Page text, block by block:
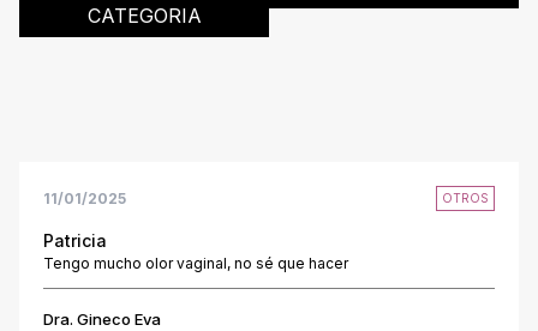
CATEGORIA
11/01/2025 OTROS
Patricia
Tengo mucho olor vaginal, no sé que hacer
Dra. Gineco Eva